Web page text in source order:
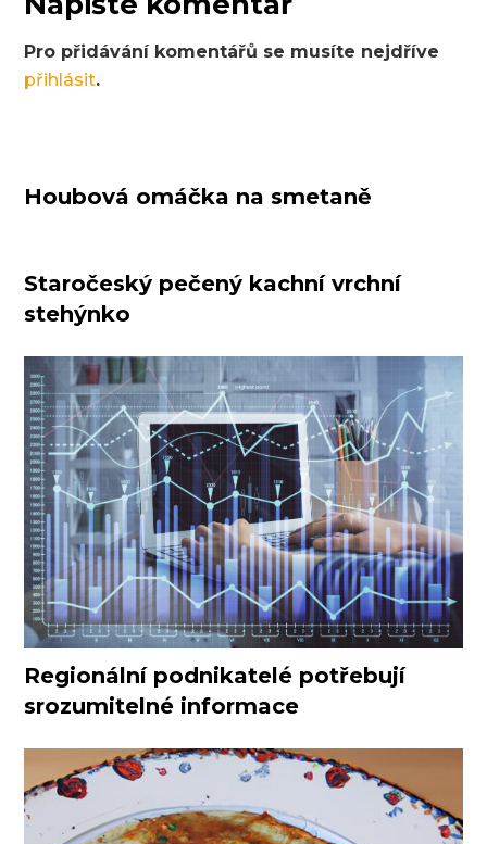
Pro přidávání komentářů se musíte nejdříve
přihlásit.
Houbová omáčka na smetaně
Staročeský pečený kachní vrchní
stehýnko
Regionální podnikatelé potřebují
srozumitelné informace